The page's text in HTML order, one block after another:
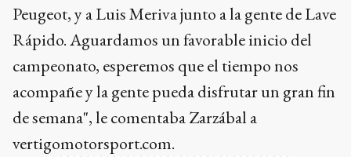
Peugeot, y a Luis Meriva junto a la gente de Lave
Rápido. Aguardamos un favorable inicio del
campeonato, esperemos que el tiempo nos
acompañe y la gente pueda disfrutar un gran fin
de semana", le comentaba Zarzábal a
vertigomotorsport.com.